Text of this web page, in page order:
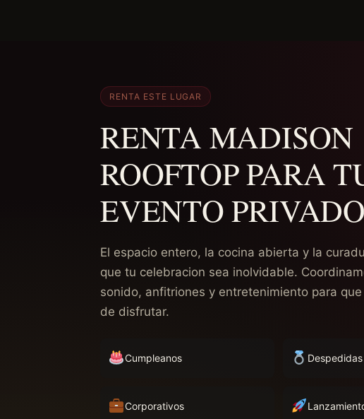
RENTA ESTE LUGAR
RENTA MADISON
ROOFTOP PARA
EVENTO PRIVADO
El espacio entero, la cocina abierta y la
que tu celebracion sea inolvidable.
sonido, anfitriones y entretenimiento para
de disfrutar.
Cumpleanos Despedidas
Corporativos